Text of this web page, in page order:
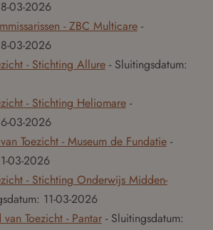
03-2026
- ZBC Multicare -
03-2026
- Stichting Allure - Sluitingsdatum:
- Stichting Heliomare -
03-2026
Toezicht - Museum de Fundatie -
03-2026
- Stichting Onderwijs Midden-
11-03-2026
Toezicht - Pantar - Sluitingsdatum: